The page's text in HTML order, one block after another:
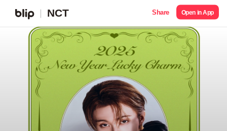
NCT Share Open in App